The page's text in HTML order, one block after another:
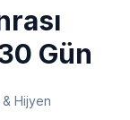
Gün
& Hijyen